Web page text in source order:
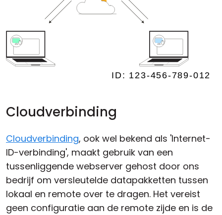
Cloudverbinding
Cloudverbinding, ook wel bekend als 'Internet-
ID-verbinding', maakt gebruik van een
tussenliggende webserver gehost door ons
bedrijf om versleutelde datapakketten tussen
lokaal en remote over te dragen. Het vereist
geen configuratie aan de remote zijde en is de